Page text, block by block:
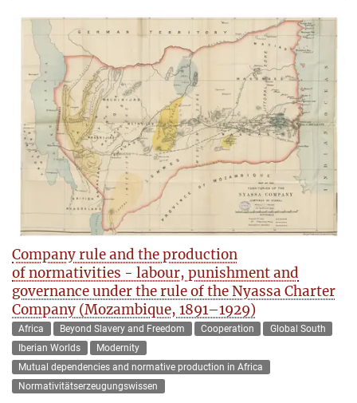
Company rule and the production
of normativities - labour, punishment and
governance under the rule of the Nyassa Charter
Company (Mozambique, 1891–1929)
Africa Beyond Slavery and Freedom Cooperation
Global South
Iberian Worlds
Modernity
Mutual dependencies and normative production in Africa
Normativitätserzeugungswissen